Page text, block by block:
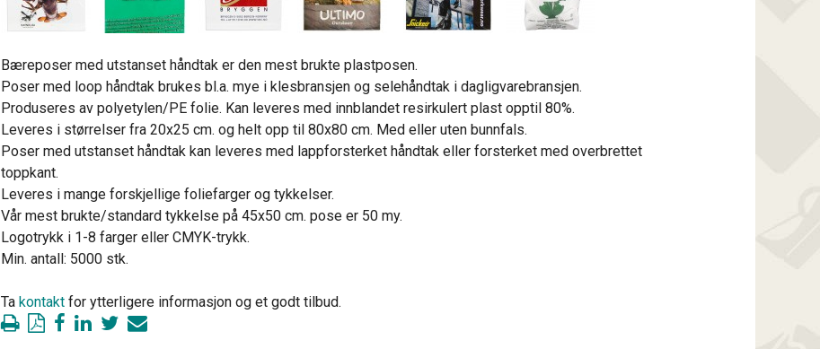
Bæreposer med utstanset håndtak er den mest brukte plastposen.
Poser med loop håndtak brukes bl.a. mye i klesbransjen og selehåndtak i dagligvarebransjen.
Produseres av polyetylen/PE folie. Kan leveres med innblandet resirkulert plast opptil 80%.
Leveres i størrelser fra 20x25 cm. og helt opp til 80x80 cm. Med eller uten bunnfals.
Poser med utstanset håndtak kan leveres med lappforsterket håndtak eller forsterket med overbrettet
toppkant.
Leveres i mange forskjellige foliefarger og tykkelser.
Vår mest brukte/standard tykkelse på 45x50 cm. pose er 50 my.
Logotrykk i 1-8 farger eller CMYK-trykk.
Min. antall: 5000 stk.
Ta kontakt for ytterligere informasjon og et godt tilbud.